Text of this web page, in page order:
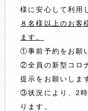
様に安心して利用
８名様以上のお客
ます。
①事前予約をお願
②全員の新型コロ
提示をお願いしま
③状況により、2
ります。